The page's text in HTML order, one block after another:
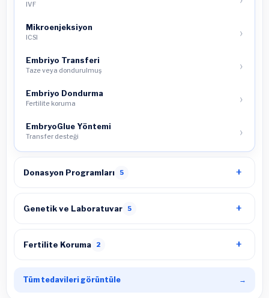
IVF
Mikroenjeksiyon
ICSI
Embriyo Transferi
Taze veya dondurulmuş
Embriyo Dondurma
Fertilite koruma
EmbryoGlue Yöntemi
Transfer desteği
Donasyon Programları 5
Genetik ve Laboratuvar 5
Fertilite Koruma 2
Tüm tedavileri görüntüle →